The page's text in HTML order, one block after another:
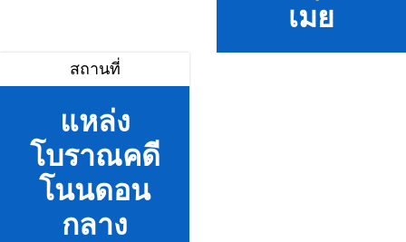
เมย
สถานที่
แหล่ง
โบราณคดี
โนนดอน
กลาง